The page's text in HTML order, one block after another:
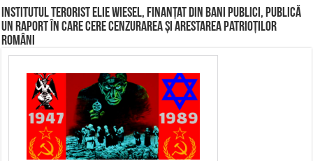
Institutul terorist Elie Wiesel, finanțat din bani publici, publică
un raport în care cere cenzurarea și arestarea patrioților
români